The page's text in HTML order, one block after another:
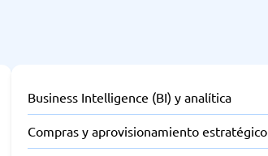
Business Intelligence (BI) y analítica
Compras y aprovisionamiento estratégico